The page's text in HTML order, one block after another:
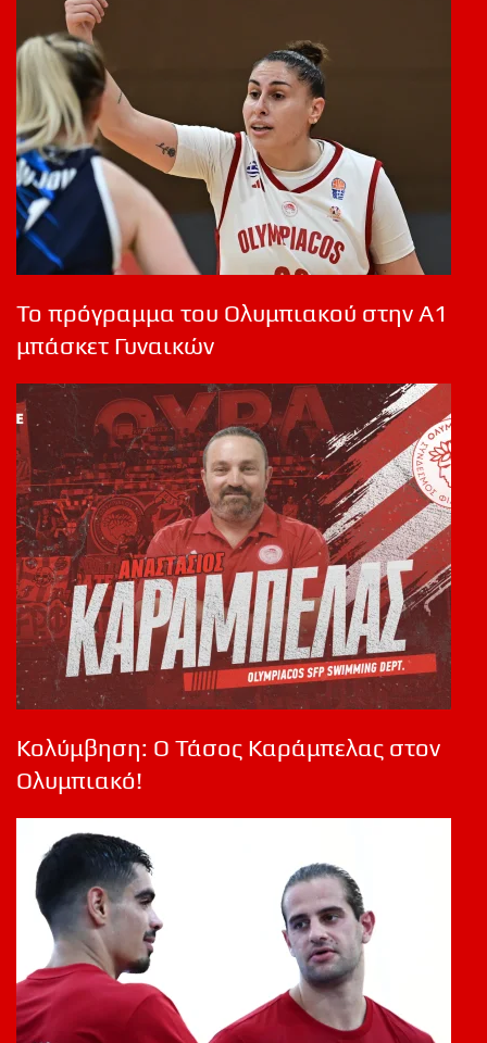
Το πρόγραμμα του Ολυμπιακού στην Α1
μπάσκετ Γυναικών
Κολύμβηση: Ο Τάσος Καράμπελας στον
Ολυμπιακό!